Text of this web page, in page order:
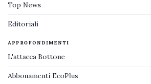
Top News
Editoriali
APPROFONDIMENTI
L'attacca Bottone
Abbonamenti EcoPlus